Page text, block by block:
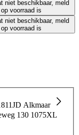
niet beschikbaar, meld
voorraad is
niet beschikbaar, meld
voorraad is
Alkmaar
130 1075XL